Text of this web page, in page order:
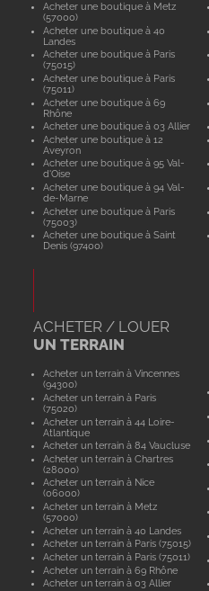
Acheter une boutique à Metz
(57000)
Acheter une boutique à 40
Landes
Acheter une boutique à Paris
(75015)
Acheter une boutique à Paris
(75011)
Acheter une boutique à 69
Rhône
Acheter une boutique à 03 Allier
Acheter une boutique à 12
Aveyron
Acheter une boutique à 95 Val-
d'Oise
Acheter une boutique à 94 Val-
de-Marne
Acheter une boutique à Paris
(75003)
Acheter une boutique à Saint
Denis (97400)
ACHETER / LOUER
UN TERRAIN
Acheter un terrain à Vincennes
(94300)
Acheter un terrain à Paris
(75020)
Acheter un terrain à 44 Loire-
Atlantique
Acheter un terrain à 84 Vaucluse
Acheter un terrain à Chartres
(28000)
Acheter un terrain à Nice
(06000)
Acheter un terrain à Metz
(57000)
Acheter un terrain à 40 Landes
Acheter un terrain à Paris (75015)
Acheter un terrain à Paris (75011)
Acheter un terrain à 69 Rhône
Acheter un terrain à 03 Allier